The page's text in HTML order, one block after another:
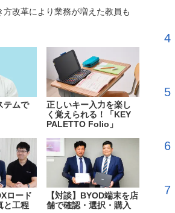
改革により業務が増えた教員も
テムで
正しいキー入力を楽し
く覚えられる！「KEY
PALETTO Folio」
ロード
工程
【対談】BYOD端末を店
舗で確認・選択・購入